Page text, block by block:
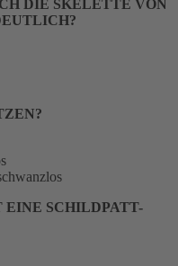
DIE SKELETTE VON
EINE SCHILDPATT-